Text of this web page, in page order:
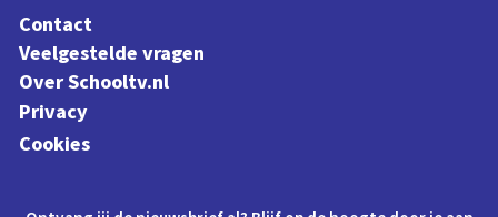
Contact
Veelgestelde vragen
Over Schooltv.nl
Privacy
Cookies